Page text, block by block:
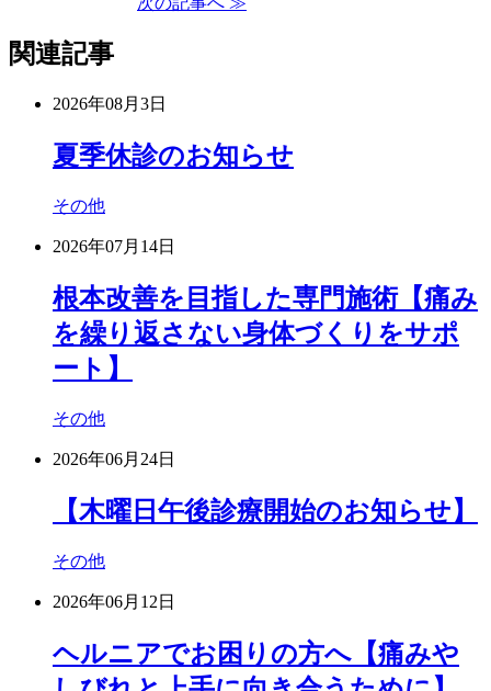
関連記事
2026年08月3日
夏季休診のお知らせ
その他
2026年07月14日
根本改善を目指した専門施術【痛み
を繰り返さない身体づくりをサポ
ート】
その他
2026年06月24日
【木曜日午後診療開始のお知らせ】
その他
2026年06月12日
ヘルニアでお困りの方へ【痛みや